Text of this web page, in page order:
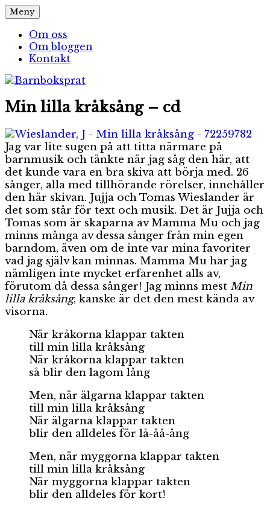
Hoppa
till
innehåll
Barnboksprat
– en blogg om barnböcker
Meny
Om oss
Om bloggen
Kontakt
Min lilla kråksång – cd
Jag var lite sugen på att titta närmare på
barnmusik och tänkte när jag såg den här, att
det kunde vara en bra skiva att börja med. 26
sånger, alla med tillhörande rörelser, innehåller
den här skivan. Jujja och Tomas Wieslander är
det som står för text och musik. Det är Jujja och
Tomas som är skaparna av Mamma Mu och jag
minns många av dessa sånger från min egen
barndom, även om de inte var mina favoriter
vad jag själv kan minnas. Mamma Mu har jag
nämligen inte mycket erfarenhet alls av,
förutom då dessa sånger! Jag minns mest Min
lilla kråksång, kanske är det den mest kända av
visorna.
När kråkorna klappar takten
till min lilla kråksång
När kråkorna klappar takten
så blir den lagom lång
Men, när älgarna klappar takten
till min lilla kråksång
När älgarna klappar takten
blir den alldeles för lå-åå-ång
Men, när myggorna klappar takten
till min lilla kråksång
När myggorna klappar takten
blir den alldeles för kort!